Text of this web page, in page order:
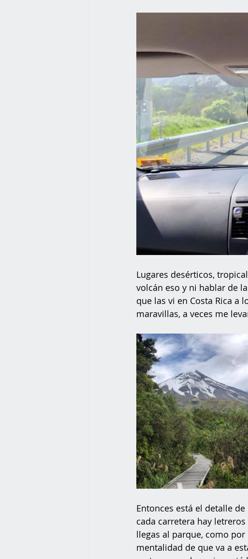
Lugares desérticos,
volcán eso y ni hablar de
que las vi en Costa Rica a
maravillas, a veces me
Entonces está el detalle
cada carretera hay
llegas al parque, como
mentalidad de que va a